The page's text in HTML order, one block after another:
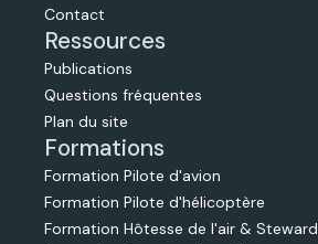
Contact
Ressources
Publications
Questions fréquentes
Plan du site
Formations
Formation Pilote d'avion
Formation Pilote d'hélicoptère
Formation Hôtesse de l'air & Steward